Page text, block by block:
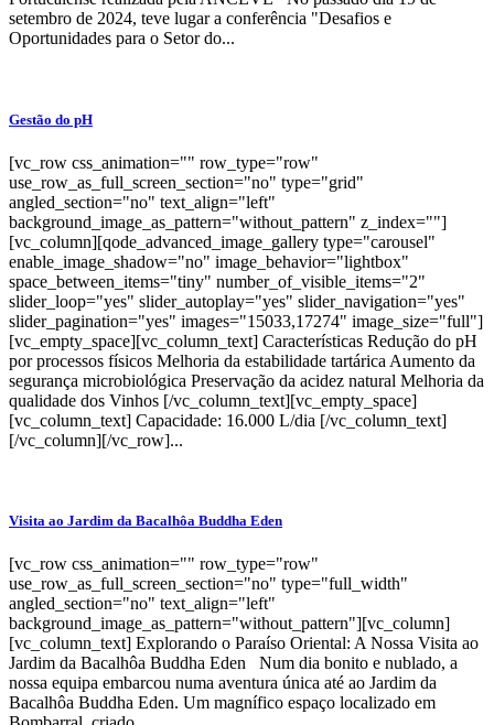
setembro de 2024, teve lugar a conferência "Desafios e
Oportunidades para o Setor do...
Gestão do pH
[vc_row css_animation="" row_type="row"
use_row_as_full_screen_section="no" type="grid"
angled_section="no" text_align="left"
background_image_as_pattern="without_pattern" z_index=""]
[vc_column][qode_advanced_image_gallery type="carousel"
enable_image_shadow="no" image_behavior="lightbox"
space_between_items="tiny" number_of_visible_items="2"
slider_loop="yes" slider_autoplay="yes" slider_navigation="yes"
slider_pagination="yes" images="15033,17274" image_size="full"]
[vc_empty_space][vc_column_text] Características Redução do pH
por processos físicos Melhoria da estabilidade tartárica Aumento da
segurança microbiológica Preservação da acidez natural Melhoria da
qualidade dos Vinhos [/vc_column_text][vc_empty_space]
[vc_column_text] Capacidade: 16.000 L/dia [/vc_column_text]
[/vc_column][/vc_row]...
Visita ao Jardim da Bacalhôa Buddha Eden
[vc_row css_animation="" row_type="row"
use_row_as_full_screen_section="no" type="full_width"
angled_section="no" text_align="left"
background_image_as_pattern="without_pattern"][vc_column]
[vc_column_text] Explorando o Paraíso Oriental: A Nossa Visita ao
Jardim da Bacalhôa Buddha Eden Num dia bonito e nublado, a
nossa equipa embarcou numa aventura única até ao Jardim da
Bacalhôa Buddha Eden. Um magnífico espaço localizado em